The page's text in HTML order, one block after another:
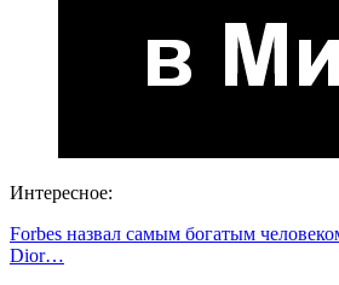
Интересное:
Forbes назвал самым богатым
Dior…